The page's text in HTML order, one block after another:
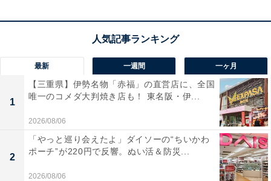
最新 一週間 一ヶ月
1
【三重県】伊勢名物「赤福」の直営店に、全国
唯一のコメダ大判焼き店も！ 東名阪・伊...
2026/08/06
2
「やっと巡り会えたよ」ダイソーの“ちいかわ
ポーチ”が220円で反響。ぬい活＆防災...
2026/08/06